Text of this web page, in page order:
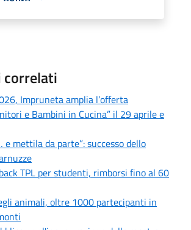
correlati
Impruneta amplia l’offerta
e Bambini in Cucina” il 29 aprile e
e mettila da parte”: successo dello
TPL per studenti, rimborsi fino al 60
animali, oltre 1000 partecipanti in